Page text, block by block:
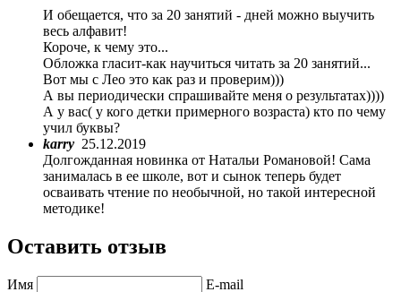
И обещается, что за 20 занятий - дней можно выучить
весь алфавит!
Короче, к чему это...
Обложка гласит-как научиться читать за 20 занятий...
Вот мы с Лео это как раз и проверим)))
А вы периодически спрашивайте меня о результатах))))
А у вас( у кого детки примерного возраста) кто по чему
учил буквы?
karry 25.12.2019
Долгожданная новинка от Натальи Романовой! Сама
занималась в ее школе, вот и сынок теперь будет
осваивать чтение по необычной, но такой интересной
методике!
Оставить отзыв
Имя
E-mail